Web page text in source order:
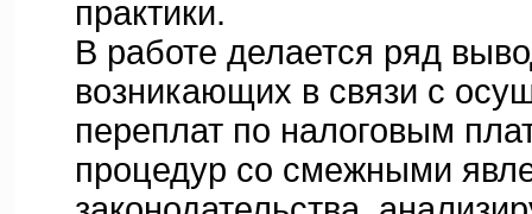
практики.
В работе делается ряд
возникающих в связи с
переплат по налоговым
процедур со смежными